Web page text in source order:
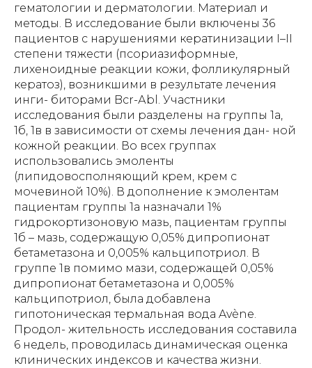
гематологии и дерматологии. Материал и
методы. В исследование были включены 36
пациентов с нарушениями кератинизации I–II
степени тяжести (псориазиформные,
лихеноидные реакции кожи, фолликулярный
кератоз), возникшими в результате лечения
инги- биторами Bcr-Аbl. Участники
исследования были разделены на группы 1а,
1б, 1в в зависимости от схемы лечения дан- ной
кожной реакции. Во всех группах
использовались эмоленты
(липидовосполняющий крем, крем с
мочевиной 10%). В дополнение к эмолентам
пациентам группы 1а назначали 1%
гидрокортизоновую мазь, пациентам группы
1б – мазь, содержащую 0,05% дипропионат
бетаметазона и 0,005% кальципотриол. В
группе 1в помимо мази, содержащей 0,05%
дипропионат бетаметазона и 0,005%
кальципотриол, была добавлена
гипотоническая термальная вода Avène.
Продол- жительность исследования составила
6 недель, проводилась динамическая оценка
клинических индексов и качества жизни.